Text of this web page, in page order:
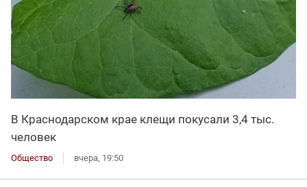
В Краснодарском крае клещи покусали 3,4 тыс.
человек
Общество вчера, 19:50